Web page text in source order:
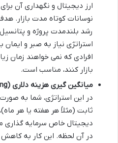
ارز دیجیتال و نگهداری آن
نوسانات کوتاه مدت بازار.
رشد بلندمدت پروژه و
استراتژی نیاز به صبر و ایمان
افرادی که نمی خواهند زمان
بازار کنند، مناسب است.
میانگین گیری هزینه دلاری (DCA – Dollar-Cost Averaging):
در این استراتژی، شما به
ثابت (مثلاً هر هفته یا هر
دیجیتال خاص سرمایه گذاری
در آن لحظه. این کار به